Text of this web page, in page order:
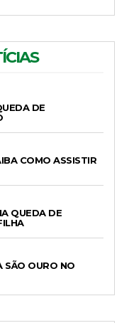
DE
COMO ASSISTIR
QUEDA DE
SÃO OURO NO